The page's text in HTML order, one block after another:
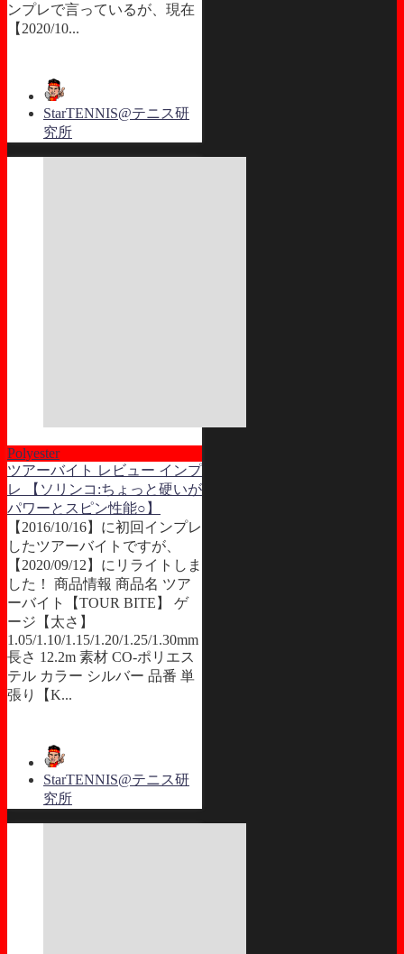
ンプレで言っているが、現在
【2020/10...
StarTENNIS@テニス研
究所
Polyester
ツアーバイト レビュー インプ
レ 【ソリンコ:ちょっと硬いが
パワーとスピン性能○】
【2016/10/16】に初回インプレ
したツアーバイトですが、
【2020/09/12】にリライトしま
した！ 商品情報 商品名 ツア
ーバイト【TOUR BITE】 ゲ
ージ【太さ】
1.05/1.10/1.15/1.20/1.25/1.30mm
長さ 12.2m 素材 CO-ポリエス
テル カラー シルバー 品番 単
張り【K...
StarTENNIS@テニス研
究所